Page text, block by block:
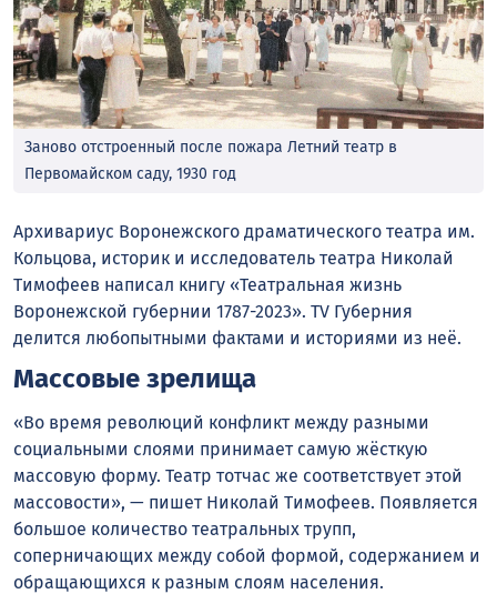
Заново отстроенный после пожара Летний театр в
Первомайском саду, 1930 год
Архивариус Воронежского драматического театра им.
Кольцова, историк и исследователь театра Николай
Тимофеев написал книгу «Театральная жизнь
Воронежской губернии 1787-2023». TV Губерния
делится любопытными фактами и историями из неё.
Массовые зрелища
«Во время революций конфликт между разными
социальными слоями принимает самую жёсткую
массовую форму. Театр тотчас же соответствует этой
массовости», — пишет Николай Тимофеев. Появляется
большое количество театральных трупп,
соперничающих между собой формой, содержанием и
обращающихся к разным слоям населения.